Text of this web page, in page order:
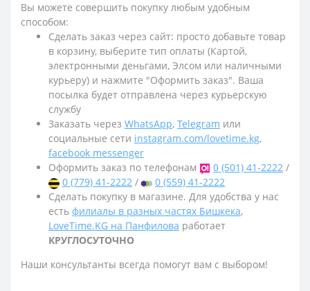
Вы можете совершить покупку любым удобным
способом:
Сделать заказ через сайт: просто добавьте товар
в корзину, выберите тип оплаты (Картой,
электронными деньгами, Элсом или наличными
курьеру) и нажмите "Оформить заказ". Ваша
посылка будет отправлена через курьерскую
службу
Заказать через WhatsApp, Telegram или
социальные сети instagram.com/lovetime.kg,
facebook messenger
Оформить заказ по телефонам
0 (501) 41-2222 /
0 (779) 41-2222 /
0 (559) 41-2222
Сделать покупку в магазине. Для удобства у нас
есть филиалы в разных частях Бишкека,
LoveTime.KG на Панфилова работает
КРУГЛОСУТОЧНО
Наши консультанты всегда помогут вам с выбором!